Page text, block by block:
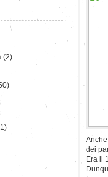
dei
Era il
(2)